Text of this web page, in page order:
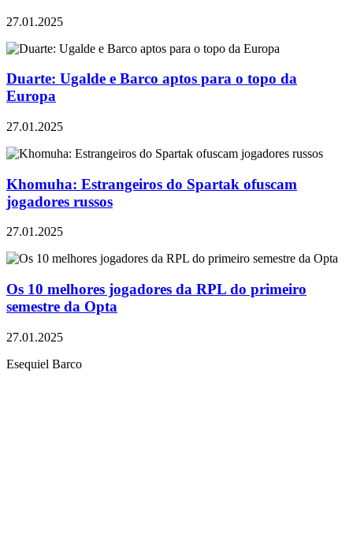
27.01.2025
Duarte: Ugalde e Barco aptos para o topo da
Europa
27.01.2025
Khomuha: Estrangeiros do Spartak ofuscam
jogadores russos
27.01.2025
Os 10 melhores jogadores da RPL do primeiro
semestre da Opta
27.01.2025
Esequiel Barco